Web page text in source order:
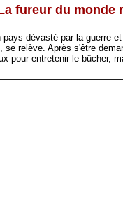
fureur du
dévasté par la guerre
relève. Après s'être
pour entretenir le bûcher,